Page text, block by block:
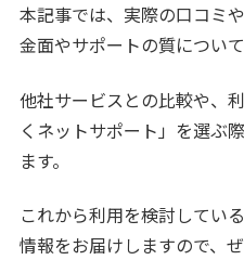
本記事では、実際の口コミ
金面やサポートの質につい
他社サービスとの比較や、
くネットサポート」を選ぶ
ます。
これから利用を検討してい
情報をお届けしますので、